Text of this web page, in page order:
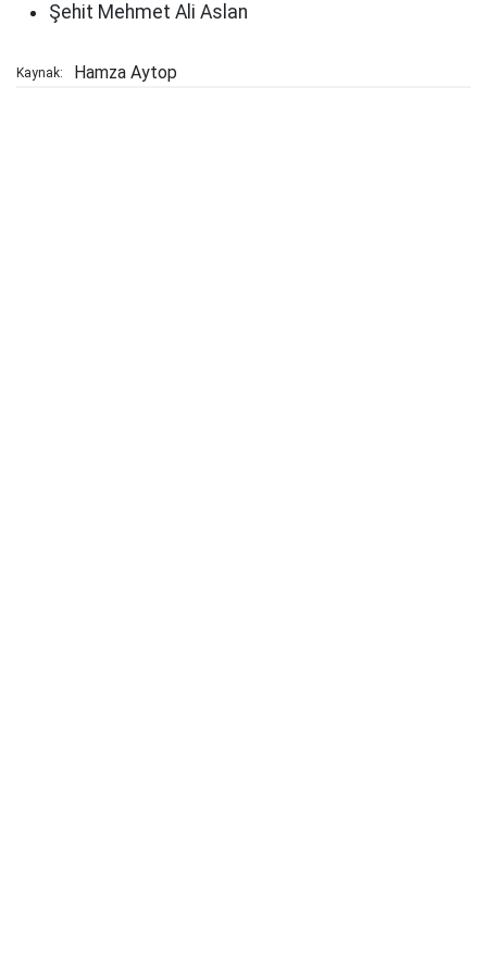
Şehit Mehmet Ali Aslan
Kaynak: Hamza Aytop